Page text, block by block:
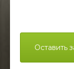
Оставить